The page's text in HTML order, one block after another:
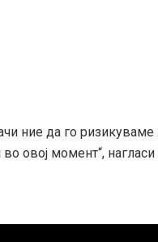
ние да го ризикуваме
овој момент“,